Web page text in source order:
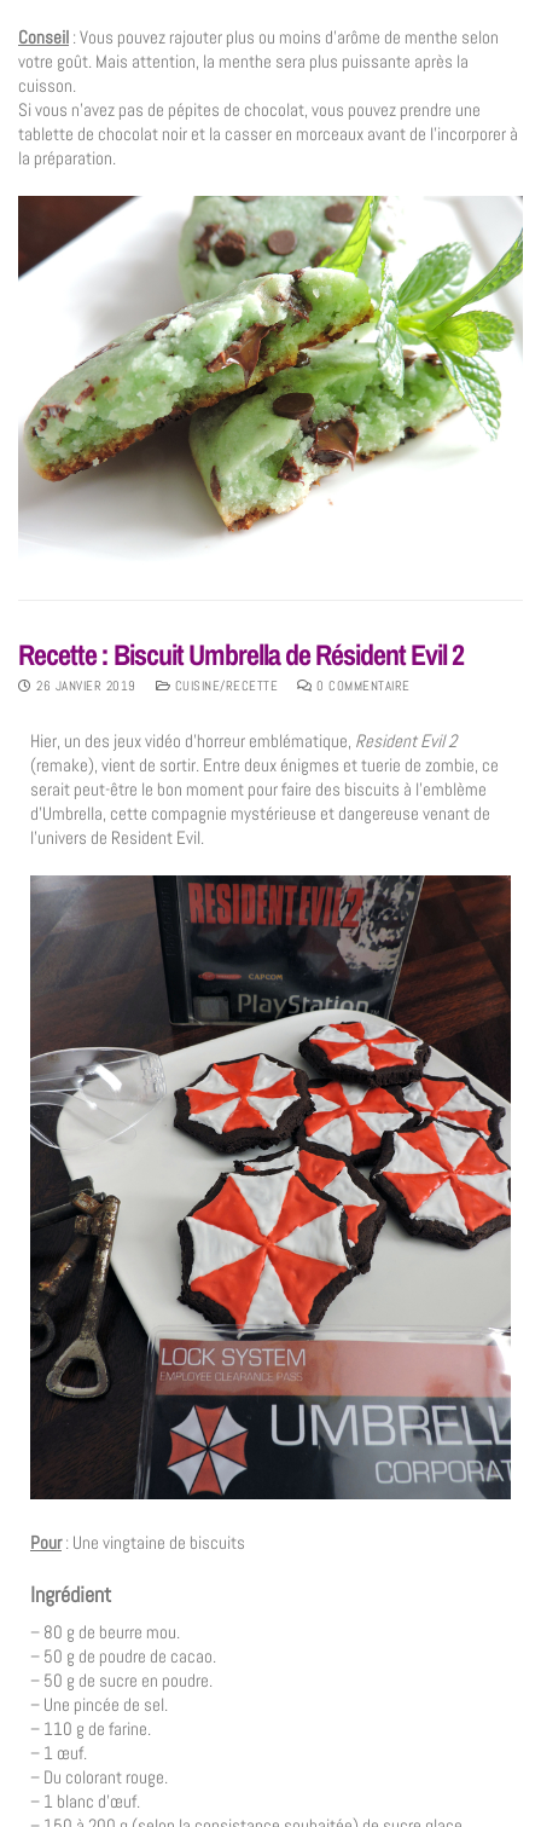
Conseil : Vous pouvez rajouter plus ou moins d’arôme de menthe selon
votre goût. Mais attention, la menthe sera plus puissante après la
cuisson.
Si vous n’avez pas de pépites de chocolat, vous pouvez prendre une
tablette de chocolat noir et la casser en morceaux avant de l’incorporer à
la préparation.
Recette : Biscuit Umbrella de Résident Evil 2
26 JANVIER 2019 CUISINE/RECETTE 0 COMMENTAIRE
Hier, un des jeux vidéo d’horreur emblématique, Resident Evil 2
(remake), vient de sortir. Entre deux énigmes et tuerie de zombie, ce
serait peut-être le bon moment pour faire des biscuits à l’emblème
d’Umbrella, cette compagnie mystérieuse et dangereuse venant de
l’univers de Resident Evil.
Pour: Une vingtaine de biscuits
Ingrédient
– 80 g de beurre mou.
– 50 g de poudre de cacao.
– 50 g de sucre en poudre.
– Une pincée de sel.
– 110 g de farine.
– 1 œuf.
– Du colorant rouge.
– 1 blanc d’œuf.